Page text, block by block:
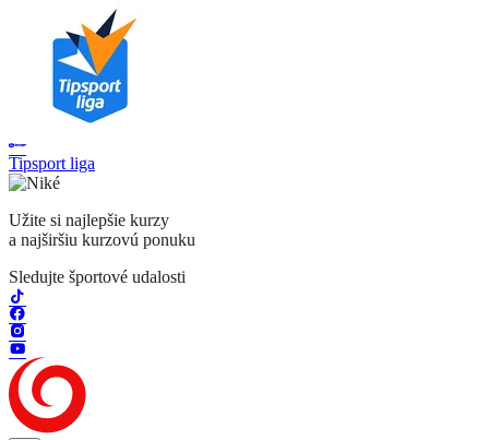
Tipsport liga
Užite si najlepšie kurzy
a najširšiu kurzovú ponuku
Sledujte športové udalosti